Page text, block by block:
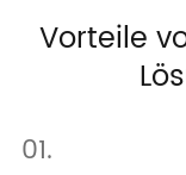
Vorteile
01.